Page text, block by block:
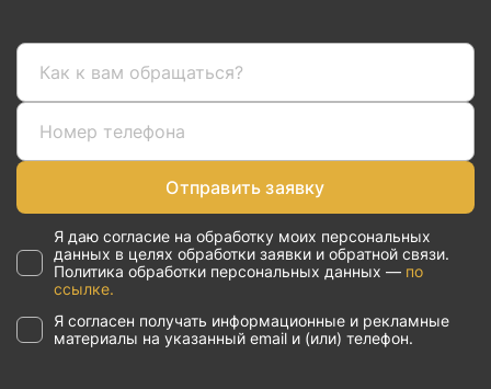
Отправить заявку
Я даю согласие на обработку моих персональных
данных в целях обработки заявки и обратной связи.
Политика обработки персональных данных — по
ссылке.
Я согласен получать информационные и рекламные
материалы на указанный email и (или) телефон.